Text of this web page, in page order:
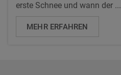
erste Schnee und wann der ...
MEHR ERFAHREN